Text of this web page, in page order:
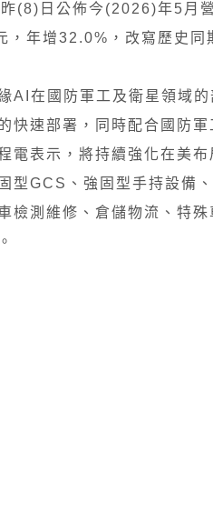
(8)日公佈今(2026)年5月
，年增32.0%，改寫歷史
AI在國防軍工及衛星領域
快速部署，同時配合國防
電表示，將持續強化在美
型GCS、強固型手持設備
檢測維修、倉儲物流、特